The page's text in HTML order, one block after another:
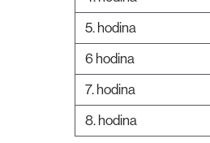
5. hodina
6 hodina
7. hodina
8. hodina